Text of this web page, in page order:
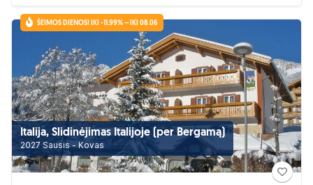
ŠEIMOS DIENOS! IKI -11.99% – IKI 08.06
Italija, Slidinėjimas Italijoje (per Bergamą)
2027 Sausis - Kovas